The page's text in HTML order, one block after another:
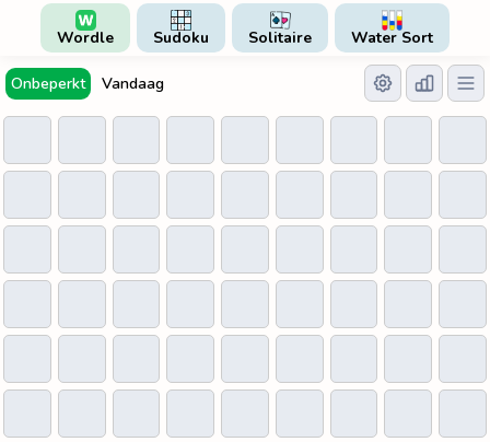
Wordle Sudoku Solitaire Water Sort
Onbeperkt Vandaag